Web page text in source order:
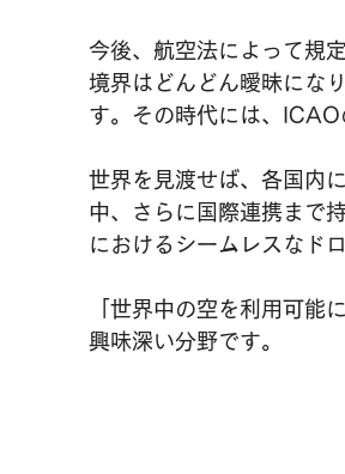
今後、航空法によって規
境界はどんどん曖昧にな
す。その時代には、ICAO
世界を見渡せば、各国内
中、さらに国際連携まで
におけるシームレスなド
「世界中の空を利用可能
興味深い分野です。